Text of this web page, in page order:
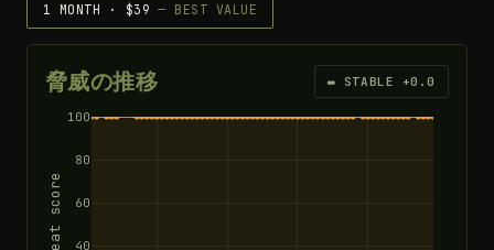
1 MONTH · $39— BEST VALUE
脅威の推移 ▬ STABLE +0.0
40
60
80
100
Threat score